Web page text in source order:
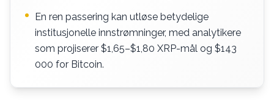
En ren passering kan utløse betydelige
institusjonelle innstrømninger, med analytikere
som projiserer $1,65–$1,80 XRP-mål og $143
000 for Bitcoin.